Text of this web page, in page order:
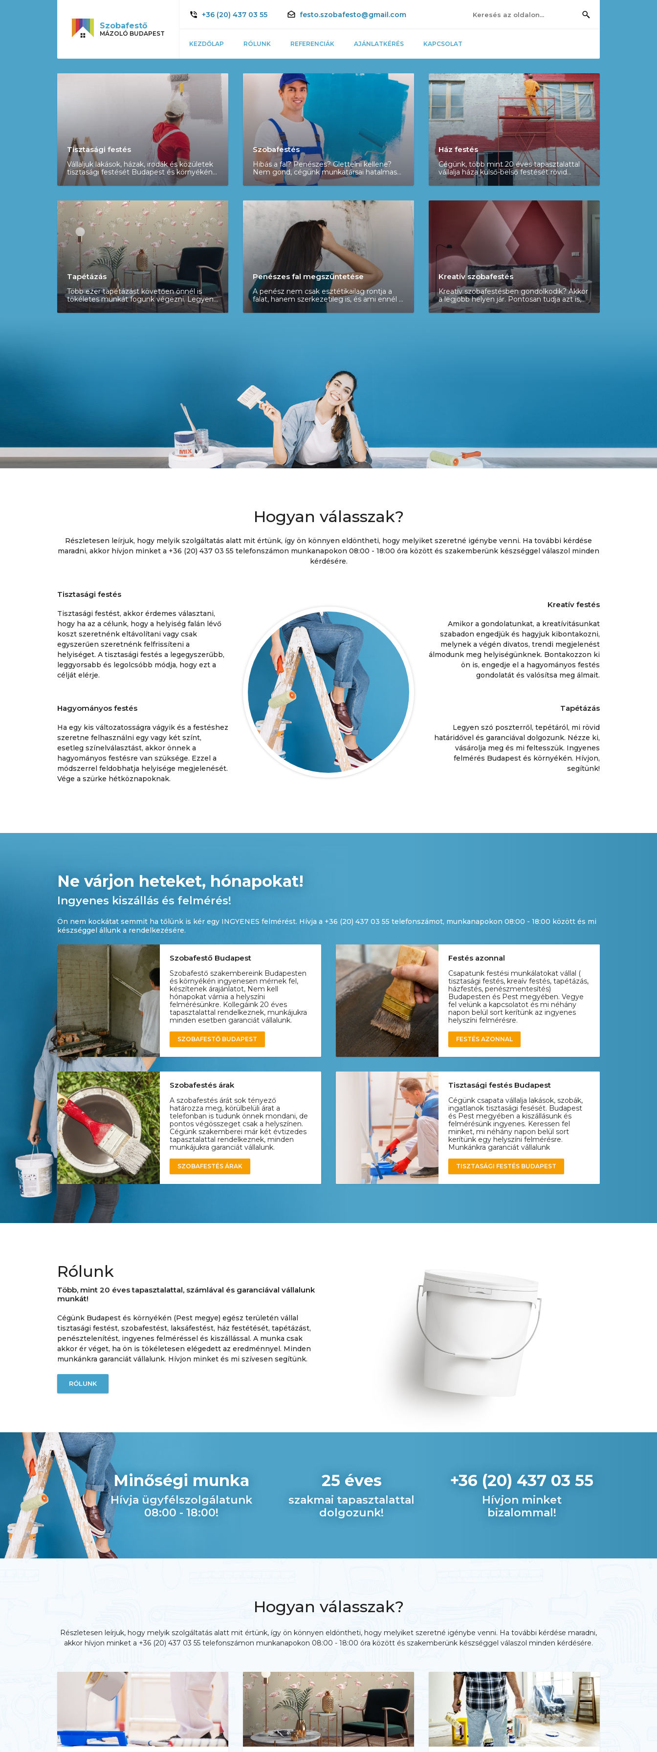
Szobafestő
MÁZOLÓ BUDAPEST
+36 (20) 437 03 55 festo.szobafesto@gmail.com
KEZDŐLAP RÓLUNK REFERENCIÁK AJÁNLATKÉRÉS KAPCSOLAT
Tisztasági festés
Vállaljuk lakások, házak, irodák és közületek
tisztasági festését Budapest és környékén
(Pest megye), több, mint 20 éves
tapasztalattal, INGYENES kiszállással és
garanciát vállalunk! Hívjon és segítünk!
Szobafestés
Hibás a fal? Penészes? Glettelni kellene?
Nem gond, cégünk munkatársai hatalmas
tapasztalattal rendelkeznek ezen hibák
kijavításában. Tőlünk csak tökéletes
biztosítunk egész pest megyében.
Garanciát vállalunk!
Ház festés
Cégünk, több mint 20 éves tapasztalattal
vállalja háza külső-belső festését rövid
határidővel. Munkáinkra mindene sesetben
garanciát vállalunk, számlát adunk. Nálunk
árajánlat budapesten és környékén.
Tapétázás
Több ezer tapétázást követően önnél is
tökéletes munkát fogunk végezni. Legyen
szó poszterről, tapétáról, mi rövid
határidővel és garanciával dolgozunk. Csak
Penészes fal megszűntetése
A penész nem csak esztétikailag rontja a
falat, hanem szerkezetileg is, és ami ennél is
rosszabb, hogy károsítja ön és családja
egészségét. Hívjon minket és mi segítünk
Kreatív szobafestés
Kreatív szobafestésben gondolkodik? Akkor
a legjobb helyen jár. Pontosan tudja azt is,
hogy mit szeretne? Az remek, mondja el,
mutassa meg nekünk és mi rövid
Hogyan válasszak?
Részletesen leírjuk, hogy melyik szolgáltatás alatt mit értünk, így ön könnyen eldöntheti, hogy melyiket szeretné igénybe venni. Ha további kérdése
maradni, akkor hívjon minket a +36 (20) 437 03 55 telefonszámon munkanapokon 08:00 - 18:00 óra között és szakemberünk készséggel válaszol minden
kérdésére.
Tisztasági festés
Tisztasági festést, akkor érdemes választani,
hogy ha az a célunk, hogy a helyiség falán lévő
koszt szeretnénk eltávolítani vagy csak
egyszerűen szeretnénk felfrissíteni a
helyiséget. A tisztasági festés a legegyszerűbb,
leggyorsabb és legolcsóbb módja, hogy ezt a
célját elérje.
Hagyományos festés
Ha egy kis változatosságra vágyik és a festéshez
szeretne felhasználni egy vagy két színt,
esetleg színelválasztást, akkor önnek a
hagyományos festésre van szüksége. Ezzel a
módszerrel feldobhatja helyisége megjelenését.
Vége a szürke hétköznapoknak.
Kreatív festés
Amikor a gondolatunkat, a kreatívitásunkat
szabadon engedjük és hagyjuk kibontakozni,
melynek a végén divatos, trendi megjelenést
álmodunk meg helyiségünknek. Bontakozzon ki
ön is, engedje el a hagyományos festés
gondolatát és valósítsa meg álmait.
Tapétázás
Legyen szó poszterről, tepétáról, mi rövid
határidővel és garanciával dolgozunk. Nézze ki,
vásárolja meg és mi feltesszük. Ingyenes
felmérés Budapest és környékén. Hívjon,
segítünk!
Ne várjon heteket, hónapokat!
Ingyenes kiszállás és felmérés!
Ön nem kockátat semmit ha tőlünk is kér egy INGYENES felmérést. Hívja a +36 (20) 437 03 55 telefonszámot, munkanapokon 08:00 - 18:00 között és mi
készséggel állunk a rendelkezésére.
Szobafestő Budapest
Szobafestő szakembereink Budapesten
és környékén ingyenesen mérnek fel,
készítenek árajánlatot, Nem kell
hónapokat várnia a helyszíni
felmérésünkre. Kollegáink 20 éves
tapasztalattal rendelkeznek, munkájukra
minden esetben garanciát vállalunk.
SZOBAFESTŐ BUDAPEST
Festés azonnal
Csapatunk festési munkálatokat vállal (
tisztasági festés, kreaív festés, tapétázás,
házfestés, penészmentesítés)
Budapesten és Pest megyében. Vegye
fel velünk a kapcsolatot és mi néhány
napon belül sort kerítünk az ingyenes
helyszíni felmérésre.
FESTÉS AZONNAL
Szobafestés árak
A szobafestés árát sok tényező
határozza meg, körülbelüli árat a
telefonban is tudunk önnek mondani, de
pontos végösszeget csak a helyszínen.
Cégünk szakemberei már két évtizedes
tapasztalattal rendelkeznek, minden
munkájukra garanciát vállalunk.
SZOBAFESTÉS ÁRAK
Tisztasági festés Budapest
Cégünk csapata vállalja lakások, szobák,
ingatlanok tisztasági fesését. Budapest
és Pest megyében a kiszállásunk és
felmérésünk ingyenes. Keressen fel
minket, mi néhány napon belül sort
kerítünk egy helyszíni felmérésre.
Munkánkra garanciát vállalunk
TISZTASÁGI FESTÉS BUDAPEST
Rólunk
Több, mint 20 éves tapasztalattal, számlával és garanciával vállalunk
munkát!
Cégünk Budapest és környékén (Pest megye) egész területén vállal
tisztasági festést, szobafestést, laksáfestést, ház festétését, tapétázást,
penésztelenítést, ingyenes felméréssel és kiszállással. A munka csak
akkor ér véget, ha ön is tökéletesen elégedett az eredménnyel. Minden
munkánkra garanciát vállalunk. Hívjon minket és mi szívesen segítünk.
RÓLUNK
Minőségi munka
Hívja ügyfélszolgálatunk
08:00 - 18:00!
25 éves
szakmai tapasztalattal
dolgozunk!
+36 (20) 437 03 55
Hívjon minket
bizalommal!
Hogyan válasszak?
Részletesen leírjuk, hogy melyik szolgáltatás alatt mit értünk, így ön könnyen eldöntheti, hogy melyiket szeretné igénybe venni. Ha további kérdése maradni,
akkor hívjon minket a +36 (20) 437 03 55 telefonszámon munkanapokon 08:00 - 18:00 óra között és szakemberünk készséggel válaszol minden kérdésére.